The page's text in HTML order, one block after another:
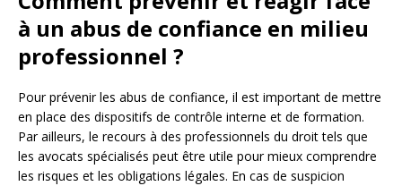
à un abus de confiance en milieu
professionnel ?
Pour prévenir les abus de confiance, il est important de mettre
en place des dispositifs de contrôle interne et de formation.
Par ailleurs, le recours à des professionnels du droit tels que
les avocats spécialisés peut être utile pour mieux comprendre
les risques et les obligations légales. En cas de suspicion